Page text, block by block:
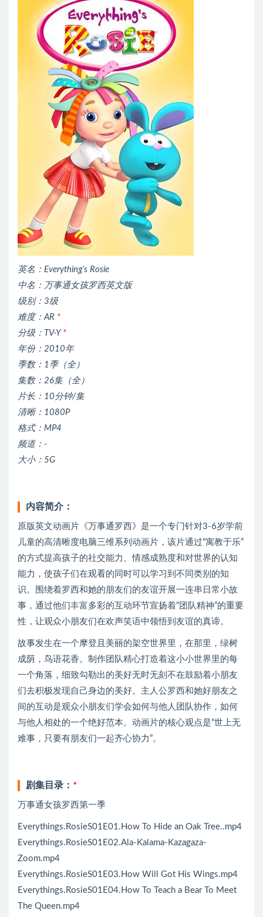
英名：Everything’s Rosie
中名：万事通女孩罗西英文版
级别：3级
难度：AR *
分级：TV-Y *
年份：2010年
季数：1季（全）
集数：26集（全）
片长：10分钟/集
清晰：1080P
格式：MP4
频道：-
大小：5G
内容简介：
原版英文动画片《万事通罗西》是⼀个专门针对3-6岁学前
⼉童的高清晰度电脑三维系列动画片，该片通过“寓教于乐”
的⽅式提⾼孩⼦的社交能⼒、情感成熟度和对世界的认知
能⼒，使孩⼦们在观看的同时可以学习到不同类别的知
识。围绕着罗西和她的朋友们的友谊开展一连串日常小故
事，通过他们丰富多彩的互动环节宣扬着“团队精神”的重要
性，让观众小朋友们在欢声笑语中领悟到友谊的真谛。
故事发生在一个摩登且美丽的架空世界里，在那里，绿树
成荫，鸟语花香。制作团队精心打造着这小小世界里的每
一个角落，细致勾勒出的美好无时无刻不在鼓励着小朋友
们去积极发现自己身边的美好。主人公罗西和她好朋友之
间的互动是观众小朋友们学会如何与他人团队协作，如何
与他人相处的一个绝好范本。动画片的核心观点是“世上无
难事，只要有朋友们一起齐心协力”。
剧集目录： *
万事通女孩罗西第一季
Everythings.RosieS01E01.How To Hide an Oak Tree..mp4
Everythings.RosieS01E02.Ala-Kalama-Kazagaza-
Zoom.mp4
Everythings.RosieS01E03.How Will Got His Wings.mp4
Everythings.RosieS01E04.How To Teach a Bear To Meet
The Queen.mp4